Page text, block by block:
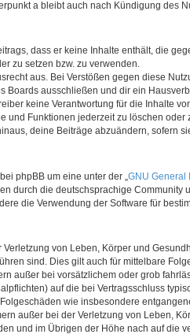
a bleibt auch nach Kündigung des
dass er keine Inhalte enthält, die
zu setzen bzw. zu verwenden.
aus. Bei Verstößen gegen diese
Boards ausschließen und dir ein
keine Verantwortung für die Inhalte
und Funktionen jederzeit zu löschen oder
deine Beiträge abzuändern, sofern
phpBB um eine unter der „ GNU General
durch die deutschsprachige Community
die Verwendung der Software für
Verletzung von Leben, Körper und
sind. Dies gilt auch für mittelbare
außer bei vorsätzlichem oder grob
auf die bei Vertragsschluss
wie insbesondere
außer bei der Verletzung von Leben,
und im Übrigen der Höhe nach auf die